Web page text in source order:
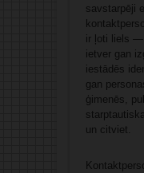
savstarpēji
ir ļoti liels —
ietver gan
iestādēs
gan
ģimenēs,
un citviet.